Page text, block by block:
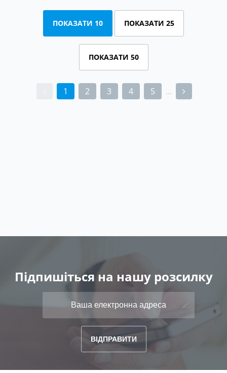
ПОКАЗАТИ 10 ПОКАЗАТИ 25
ПОКАЗАТИ 50
1
2 3 4 5 ...
Підпишіться на нашу розсилку